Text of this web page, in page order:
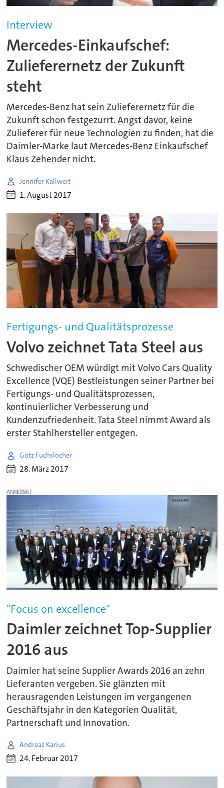
Interview
Mercedes-Einkaufschef:
Zulieferernetz der Zukunft
steht
Mercedes-Benz hat sein Zulieferernetz für die
Zukunft schon festgezurrt. Angst davor, keine
Zulieferer für neue Technologien zu finden, hat die
Daimler-Marke laut Mercedes-Benz Einkaufschef
Klaus Zehender nicht.
Jennifer Kallweit
1. August 2017
Fertigungs- und Qualitätsprozesse
Volvo zeichnet Tata Steel aus
Schwedischer OEM würdigt mit Volvo Cars Quality
Excellence (VQE) Bestleistungen seiner Partner bei
Fertigungs- und Qualitätsprozessen,
kontinuierlicher Verbesserung und
Kundenzufriedenheit. Tata Steel nimmt Award als
erster Stahlhersteller entgegen.
Götz Fuchslocher
28. März 2017
ANZEIGE
"Focus on excellence"
Daimler zeichnet Top-Supplier
2016 aus
Daimler hat seine Supplier Awards 2016 an zehn
Lieferanten vergeben. Sie glänzten mit
herausragenden Leistungen im vergangenen
Geschäftsjahr in den Kategorien Qualität,
Partnerschaft und Innovation.
Andreas Karius
24. Februar 2017